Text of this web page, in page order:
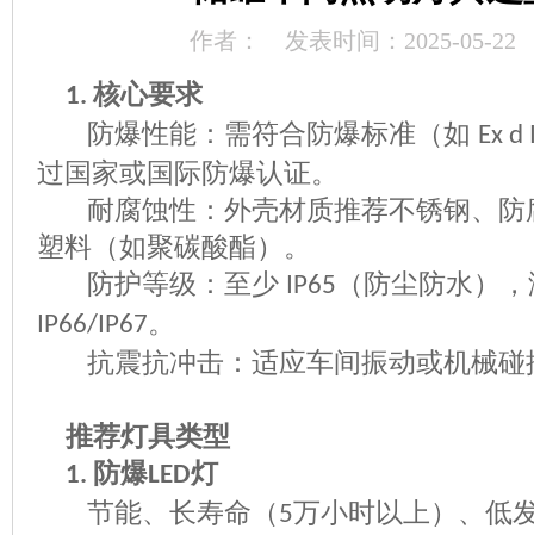
作者： 发表时间：2025-05-22
1. 核心要求
防爆性能：需符合防爆标准（如 Ex d
过国家或国际防爆认证。
耐腐蚀性：外壳材质推荐不锈钢、
塑料（如聚碳酸酯）。
防护等级：至少 IP65 （防尘防水）
IP66/IP67。
抗震抗冲击：适应车间振动或机械碰
推荐灯具类型
1. 防爆LED灯
节能、长寿命（5万小时以上）、低